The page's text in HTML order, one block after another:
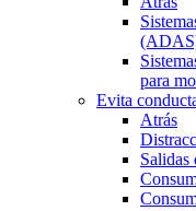
para
Evita
Atrás
Salidas